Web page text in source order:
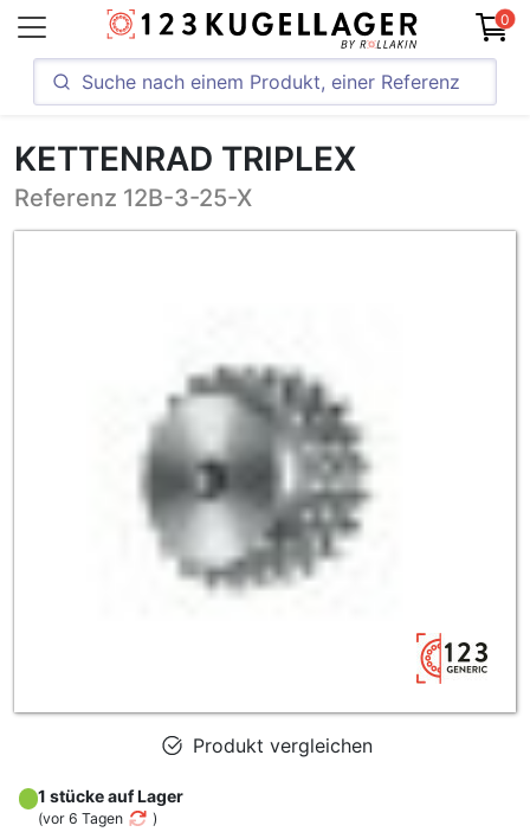
0
KETTENRAD TRIPLEX
Referenz 12B-3-25-X
Produkt vergleichen
1 stücke auf Lager
(vor 6 Tagen )